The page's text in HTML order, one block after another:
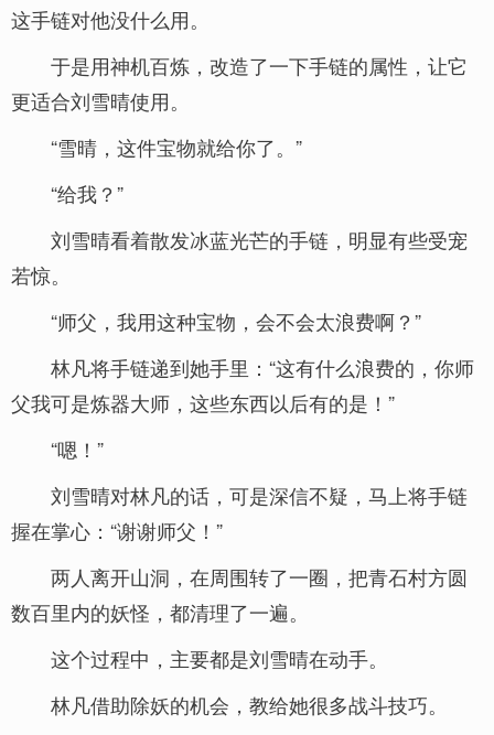
这手链对他没什么用。
于是用神机百炼，改造了一下手链的属性，让它
更适合刘雪晴使用。
“雪晴，这件宝物就给你了。”
“给我？”
刘雪晴看着散发冰蓝光芒的手链，明显有些受宠
若惊。
“师父，我用这种宝物，会不会太浪费啊？”
林凡将手链递到她手里：“这有什么浪费的，你师
父我可是炼器大师，这些东西以后有的是！”
“嗯！”
刘雪晴对林凡的话，可是深信不疑，马上将手链
握在掌心：“谢谢师父！”
两人离开山洞，在周围转了一圈，把青石村方圆
数百里内的妖怪，都清理了一遍。
这个过程中，主要都是刘雪晴在动手。
林凡借助除妖的机会，教给她很多战斗技巧。